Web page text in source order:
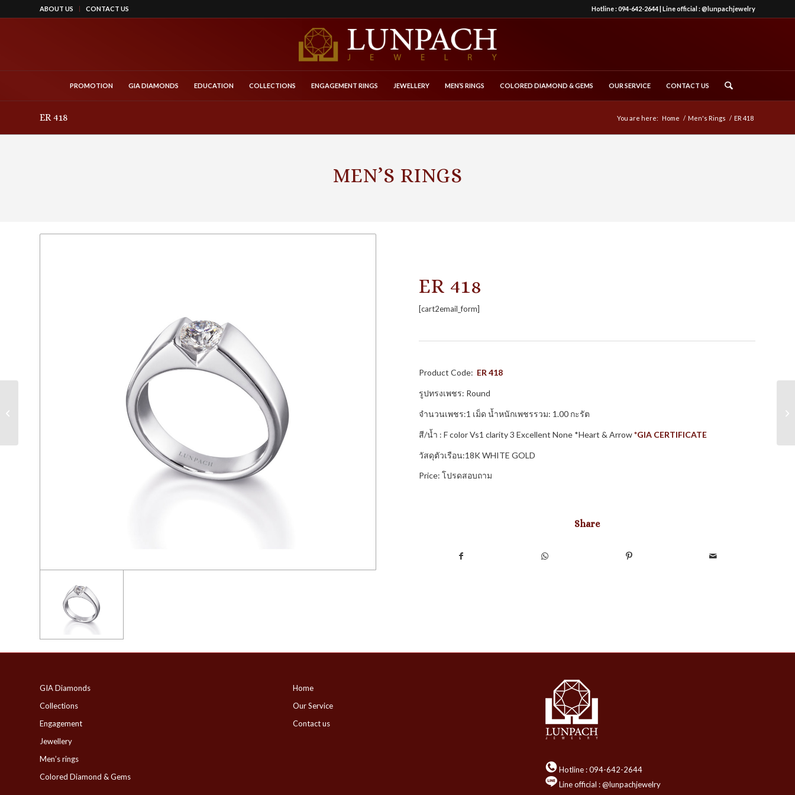
ABOUT US CONTACT US Hotline :094-642-2644| Line official :@lunpachjewelry
PROMOTION GIA DIAMONDS EDUCATION COLLECTIONS ENGAGEMENT RINGS JEWELLERY MEN’S RINGS COLORED DIAMOND & GEMS OUR SERVICE CONTACT US
ER 418 You are here: Home / Men's Rings / ER 418
MEN’S RINGS
ER 418
[cart2email_form]
Product Code: ER 418
รูปทรงเพชร: Round
จำนวนเพชร:1 เม็ด น้ำหนักเพชรรวม: 1.00 กะรัต
สี/น้ำ : F color Vs1 clarity 3 Excellent None *Heart & Arrow*GIA CERTIFICATE
วัสดุตัวเรือน:18K WHITE GOLD
Price: โปรดสอบถาม
Share
GIA Diamonds
Collections
Engagement
Jewellery
Men’s rings
Colored Diamond & Gems
Home
Our Service
Contact us
Hotline :094-642-2644
Line official : @lunpachjewelry